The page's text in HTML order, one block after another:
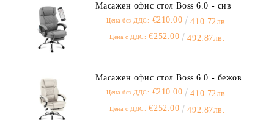
Масажен офис стол Boss 6.0 - сив
Цена без ДДС: €210.00 410.72лв.
Цена с ДДС: €252.00 492.87лв.
Масажен офис стол Boss 6.0 - бежов
Цена без ДДС: €210.00 410.72лв.
Цена с ДДС: €252.00 492.87лв.